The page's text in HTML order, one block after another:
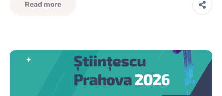
Read more